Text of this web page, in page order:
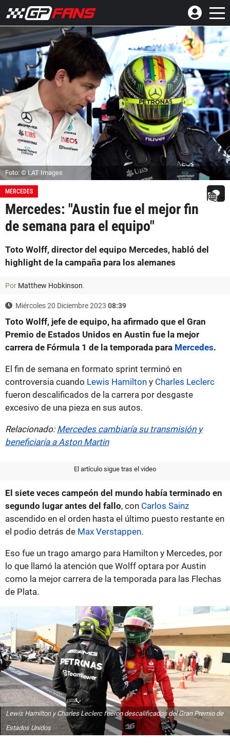
Foto: © LAT Images
MERCEDES
Mercedes: "Austin fue el mejor fin
de semana para el equipo"
Toto Wolff, director del equipo Mercedes, habló del
highlight de la campaña para los alemanes
Por Matthew Hobkinson.
Miércoles 20 Diciembre 2023 08:39
Toto Wolff, jefe de equipo, ha afirmado que el Gran
Premio de Estados Unidos en Austin fue la mejor
carrera de Fórmula 1 de la temporada para Mercedes.
El fin de semana en formato sprint terminó en
controversia cuando Lewis Hamilton y Charles Leclerc
fueron descalificados de la carrera por desgaste
excesivo de una pieza en sus autos.
Relacionado: Mercedes cambiaría su transmisión y
beneficiaría a Aston Martin
El artículo sigue tras el video
El siete veces campeón del mundo había terminado en
segundo lugar antes del fallo, con Carlos Sainz
ascendido en el orden hasta el último puesto restante en
el podio detrás de Max Verstappen.
Eso fue un trago amargo para Hamilton y Mercedes, por
lo que llamó la atención que Wolff optara por Austin
como la mejor carrera de la temporada para las Flechas
de Plata.
Lewis Hamilton y Charles Leclerc fueron descalificados del Gran Premio de
Estados Unidos